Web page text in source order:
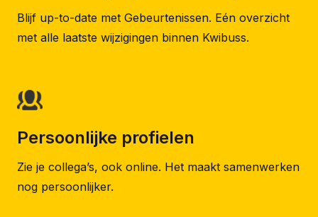
Blijf up-to-date met Gebeurtenissen. Eén overzicht
met alle laatste wijzigingen binnen Kwibuss.
Persoonlijke profielen
Zie je collega’s, ook online. Het maakt samenwerken
nog persoonlijker.